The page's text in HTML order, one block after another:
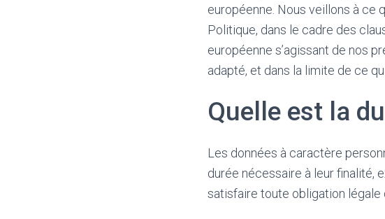
européenne. Nous veillons à ce
Politique, dans le cadre des
européenne s’agissant de nos
adapté, et dans la limite de ce
Quelle est la
Les données à caractère
durée nécessaire à leur finalité,
satisfaire toute obligation légale